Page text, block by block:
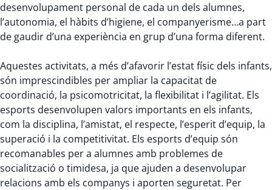
desenvolupament personal de cada un dels alumnes,
l’autonomia, el hàbits d’higiene, el companyerisme…a part
de gaudir d’una experiència en grup d’una forma diferent.
Aquestes activitats, a més d’afavorir l’estat físic dels infants,
són imprescindibles per ampliar la capacitat de
coordinació, la psicomotricitat, la flexibilitat i l’agilitat. Els
esports desenvolupen valors importants en els infants,
com la disciplina, l’amistat, el respecte, l’esperit d’equip, la
superació i la competitivitat. Els esports d’equip són
recomanables per a alumnes amb problemes de
socialització o timidesa, ja que ajuden a desenvolupar
relacions amb els companys i aporten seguretat. Per